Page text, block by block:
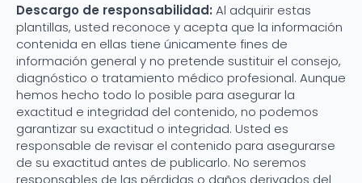
Descargo de responsabilidad: Al adquirir estas
plantillas, usted reconoce y acepta que la información
contenida en ellas tiene únicamente fines de
información general y no pretende sustituir el consejo,
diagnóstico o tratamiento médico profesional. Aunque
hemos hecho todo lo posible para asegurar la
exactitud e integridad del contenido, no podemos
garantizar su exactitud o integridad. Usted es
responsable de revisar el contenido para asegurarse
de su exactitud antes de publicarlo. No seremos
responsables de las pérdidas o daños derivados del